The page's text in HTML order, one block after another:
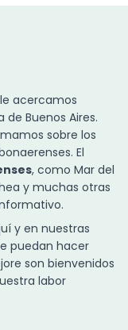
acercamos
Buenos Aires.
sobre los
El
, como Mar del
y muchas otras
y en nuestras
puedan hacer
son bienvenidos
labor